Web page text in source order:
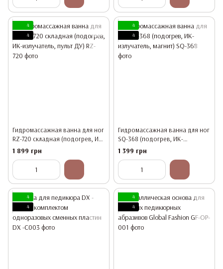
4
4
Гидромассажная ванна для ног
RZ-720 складная (подогрев, ИК-
излучатель, пульт ДУ)
1 899 грн
4
4
Гидромассажная ванна для ног
SQ-368 (подогрев, ИК-
излучатель, магнит)
1 399 грн
4
4
4
4